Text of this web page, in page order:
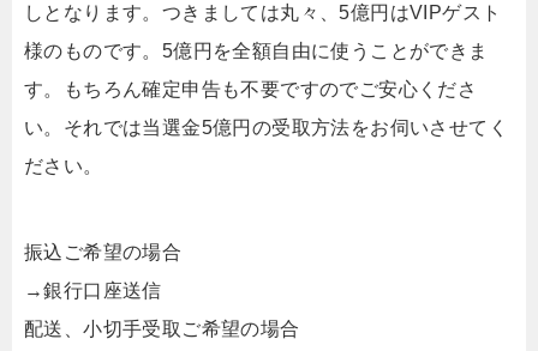
しとなります。つきましては丸々、5億円はVIPゲスト
様のものです。5億円を全額自由に使うことができま
す。もちろん確定申告も不要ですのでご安心くださ
い。それでは当選金5億円の受取方法をお伺いさせてく
ださい。
振込ご希望の場合
→銀行口座送信
配送、小切手受取ご希望の場合